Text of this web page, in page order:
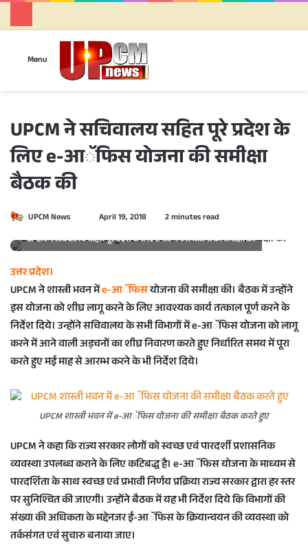
Menu
UPCM ने सचिवालय सहित पूरे प्रदेश के
लिए e-आॅफिस योजना की समीक्षा
बैठक की
UPCM News
n
a
n
a
i
April 19, 2018
2 minutes read
UPCM ने सचिवालय सहित पूरे प्रदेश के लिए e-आॅफिस योजना की समीक्षा की
उत्तर प्रदेश।
UPCM ने शास्त्री भवन मेंe-आॅफिसयोजना की समीक्षा की। बैठक में उन्होंने
इस योजना को शीघ्र लागू करने के लिए आवश्यक कार्य तत्काल पूर्ण करने के
निर्देश दिये। उन्होंने सचिवालय के सभी विभागों में e-आॅफिस योजना को लागू
करने में आने वाली अड़चनों का शीघ्र निवारण करते हुए निर्धारित समय में पूरा
करते हुए मई माह से आरम्भ करने के भी निर्देश दिये।
UPCM शास्त्री भवन में e-आॅफिस योजना की समीक्षा बैठक करते हुए
UPCM ने कहा कि राज्य सरकार लोगों को स्वच्छ एवं पारदर्शी प्रशासनिक
व्यवस्था उपलब्ध कराने के लिए कटिबद्ध है। e-आॅफिस योजना के माध्यम से
पारदर्शिता के साथ स्वच्छ एवं प्रभावी निर्णय प्रक्रिया राज्य सरकार द्वारा हर स्तर
पर सुनिश्चित की जाएगी। उन्होंने बैठक में यह भी निर्देश दिये कि विभागों की
संख्या की अधिकता के मद्देनजर ई-आॅफिस के क्रियान्वयन की व्यवस्था को
तर्कसंगत एवं सुचारु बनाया जाए।